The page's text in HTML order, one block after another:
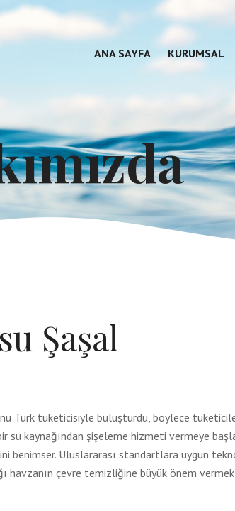
ANA SAYFA KURUMSAL
Şaşal
Türk tüketicisiyle buluşturdu, böylece
kaynağından şişeleme hizmeti vermeye
benimser. Uluslararası standartlara uygun
havzanın çevre temizliğine büyük önem